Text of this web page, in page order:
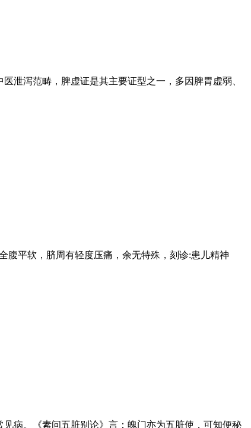
泄泻范畴，脾虚证是其主要证型之一，多因脾胃虚弱、
腹平软，脐周有轻度压痛，余无特殊，刻诊:患儿精神
病。《素问五脏别论》言：魄门亦为五脏使，可知便秘